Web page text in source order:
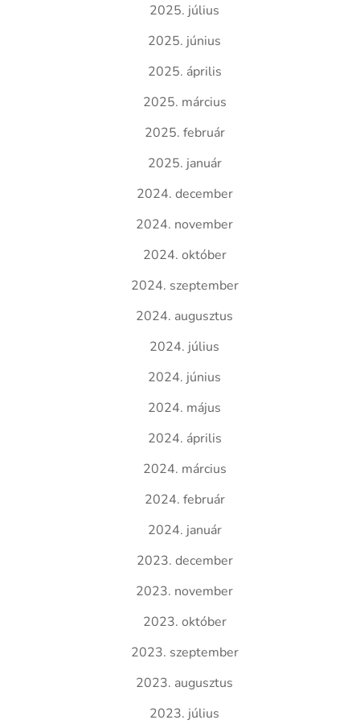
2025. július
2025. június
2025. április
2025. március
2025. február
2025. január
2024. december
2024. november
2024. október
2024. szeptember
2024. augusztus
2024. július
2024. június
2024. május
2024. április
2024. március
2024. február
2024. január
2023. december
2023. november
2023. október
2023. szeptember
2023. augusztus
2023. július